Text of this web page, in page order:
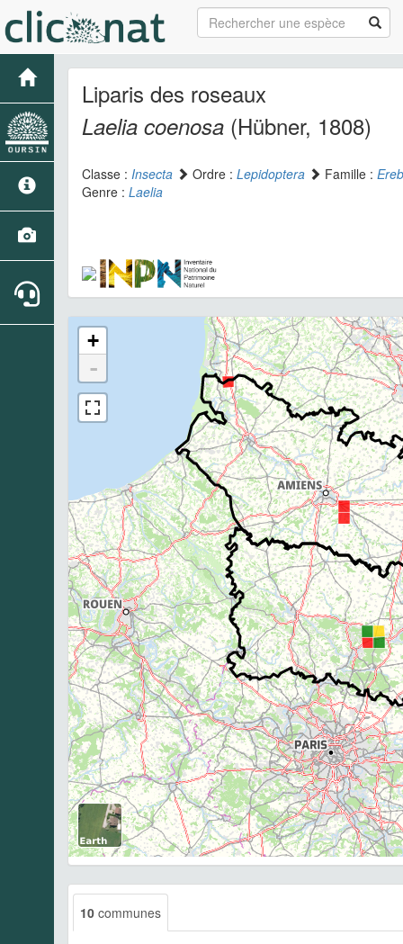
Liparis des roseaux
Laelia coenosa (Hübner, 1808)
Classe : Insecta Ordre : Lepidoptera Famille :
Genre : Laelia
+
-
10 communes